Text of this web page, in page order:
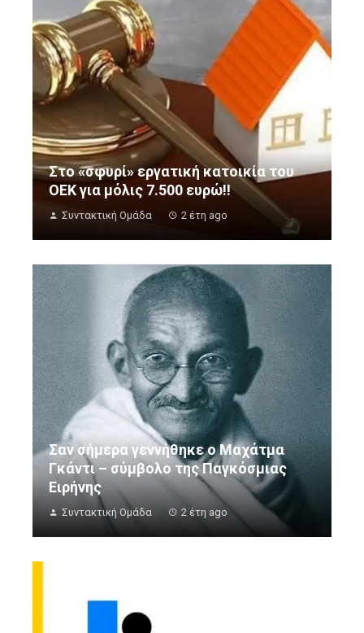
Στο «σφυρί» εργατική κατοικία του
ΟΕΚ για μόλις 7.500 ευρώ!!
Συντακτική Ομάδα 2 έτη ago
Σαν σήμερα γεννήθηκε ο Μαχάτμα
Γκάντι – σύμβολο της Παγκόσμιας
Ειρήνης
Συντακτική Ομάδα 2 έτη ago